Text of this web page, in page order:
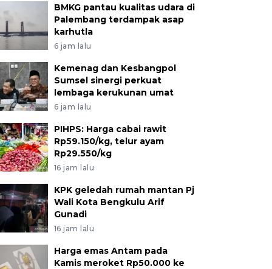
BMKG pantau kualitas udara di
Palembang terdampak asap
karhutla
6 jam lalu
Kemenag dan Kesbangpol
Sumsel sinergi perkuat
lembaga kerukunan umat
6 jam lalu
PIHPS: Harga cabai rawit
Rp59.150/kg, telur ayam
Rp29.550/kg
16 jam lalu
KPK geledah rumah mantan Pj
Wali Kota Bengkulu Arif
Gunadi
16 jam lalu
Harga emas Antam pada
Kamis meroket Rp50.000 ke